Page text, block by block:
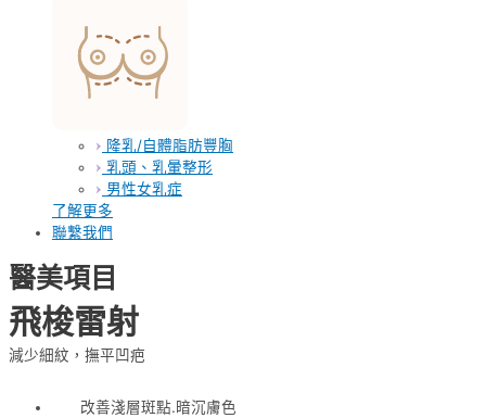
隆乳/自體脂肪豐胸
乳頭、乳暈整形
男性女乳症
了解更多
聯繫我們
醫美項目
飛梭雷射
減少細紋，撫平凹疤
改善淺層斑點.暗沉膚色